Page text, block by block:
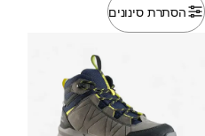
הסתרת סינונים